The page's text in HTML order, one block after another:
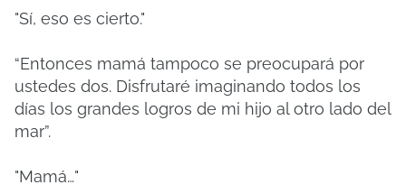
"Sí, eso es cierto."
“Entonces mamá tampoco se preocupará por
ustedes dos. Disfrutaré imaginando todos los
días los grandes logros de mi hijo al otro lado del
mar”.
"Mamá…"